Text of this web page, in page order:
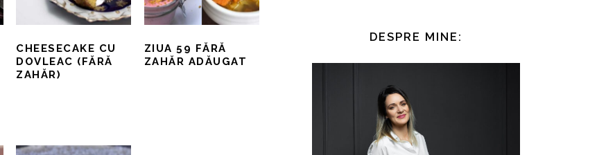
CHEESECAKE CU
DOVLEAC (FĂRĂ
ZAHĂR)
ZIUA 59 FĂRĂ
ZAHĂR ADĂUGAT
DESPRE MINE: